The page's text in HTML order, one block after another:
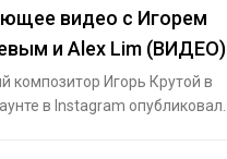
видео с Игорем
и Alex Lim (ВИДЕО)
композитор Игорь Крутой в
в Instagram опубликовал